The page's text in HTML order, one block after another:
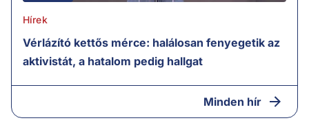
Hírek
Vérlázító kettős mérce: halálosan fenyegetik az
aktivistát, a hatalom pedig hallgat
Minden hír